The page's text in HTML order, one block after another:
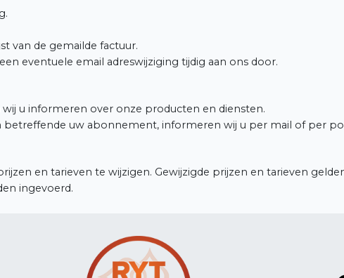
van de gemailde factuur.
eventuele email adreswijziging tijdig aan ons door.
u informeren over onze producten en diensten.
uw abonnement, informeren wij u per mail of per
en tarieven te wijzigen. Gewijzigde prijzen en tarieven
ingevoerd.